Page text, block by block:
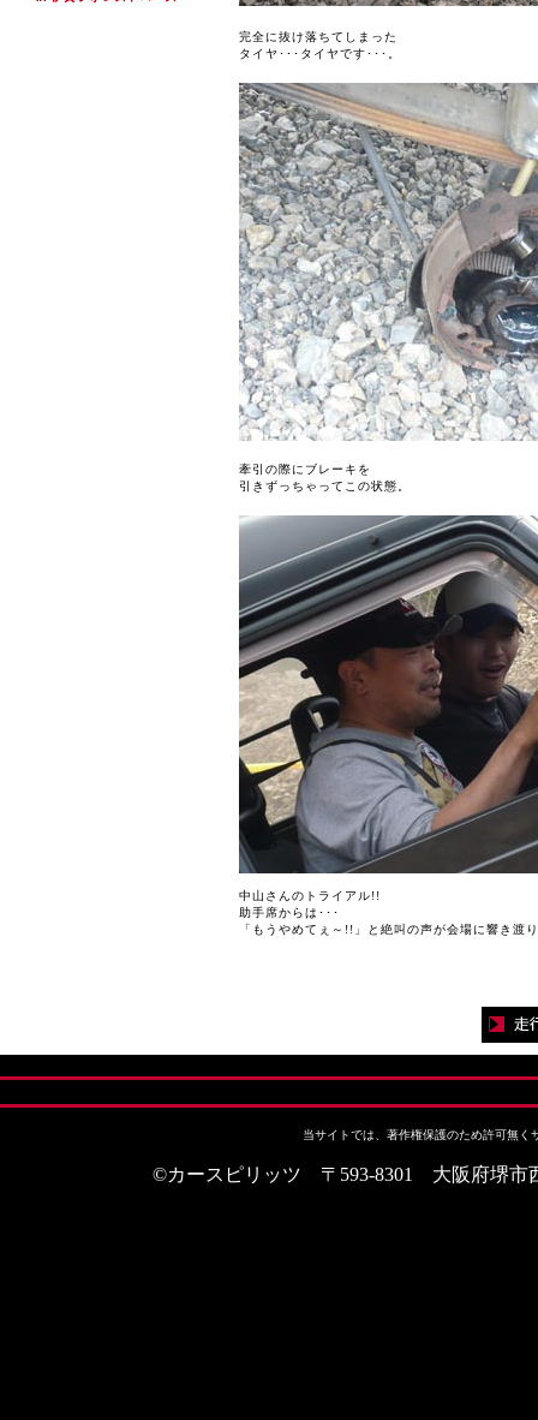
完全に抜け落ちてしまった
タイヤ･･･タイヤです･･･。
牽引の際にブレーキを
引きずっちゃってこの状態。
中山さんのトライアル!!
助手席からは･･･
「もうやめてぇ～!!」と絶叫の声が会場に響き渡
当サイトでは、著作権保護のため許可無
©カースピリッツ 〒593-8301 大阪府堺市